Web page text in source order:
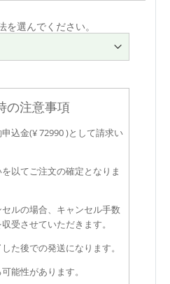
を選んでください。
の注意事項
込金(¥ 72990 )として請求い
以てご注文の確定となりま
ルの場合、キャンセル手数
受させていただきます。
た後での発送になります。
能性があります。